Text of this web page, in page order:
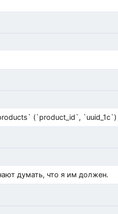
(`product_id`, `uuid_1c`)
думать, что я им должен.